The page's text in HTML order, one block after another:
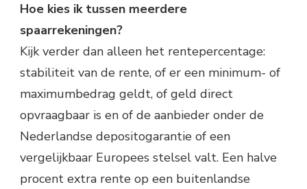
Hoe kies ik tussen meerdere
spaarrekeningen?
Kijk verder dan alleen het rentepercentage:
stabiliteit van de rente, of er een minimum- of
maximumbedrag geldt, of geld direct
opvraagbaar is en of de aanbieder onder de
Nederlandse depositogarantie of een
vergelijkbaar Europees stelsel valt. Een halve
procent extra rente op een buitenlandse